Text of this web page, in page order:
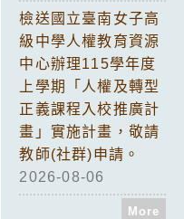
檢送國立臺南女子高
級中學人權教育資源
中心辦理115學年度
上學期「人權及轉型
正義課程入校推廣計
畫」實施計畫，敬請
教師(社群)申請。
2026-08-06
More